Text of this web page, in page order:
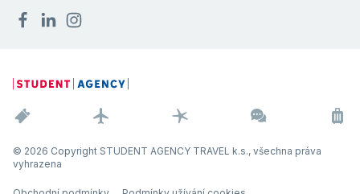
© 2026 Copyright STUDENT AGENCY TRAVEL k.s., všechna práva
vyhrazena